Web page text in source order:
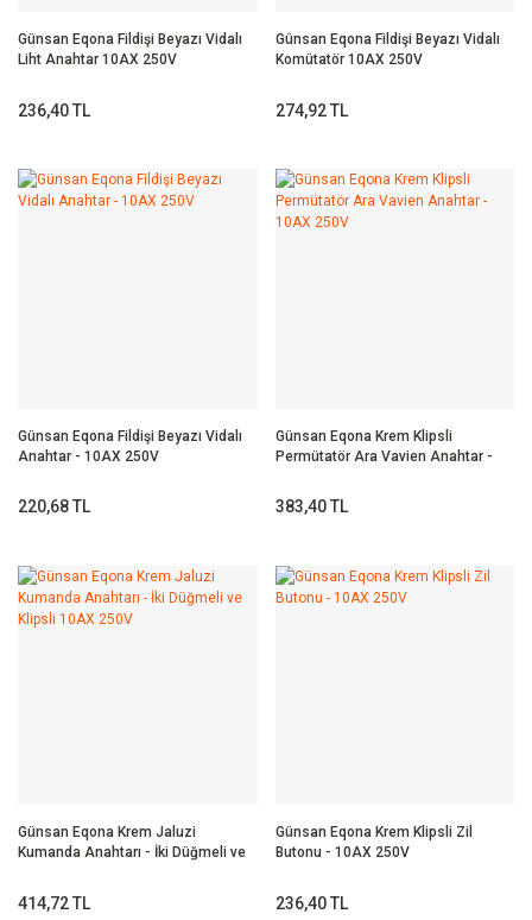
Günsan Eqona Fildişi Beyazı Vidalı
Liht Anahtar 10AX 250V
236,40 TL
Günsan Eqona Fildişi Beyazı Vidalı
Komütatör 10AX 250V
274,92 TL
Günsan Eqona Fildişi Beyazı Vidalı
Anahtar - 10AX 250V
220,68 TL
Günsan Eqona Krem Klipsli
Permütatör Ara Vavien Anahtar -
383,40 TL
Günsan Eqona Krem Jaluzi
Kumanda Anahtarı - İki Düğmeli ve
414,72 TL
Günsan Eqona Krem Klipsli Zil
Butonu - 10AX 250V
236,40 TL